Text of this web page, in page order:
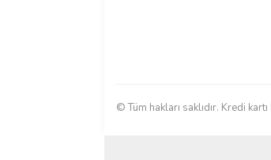
© Tüm hakları saklıdır. Kredi